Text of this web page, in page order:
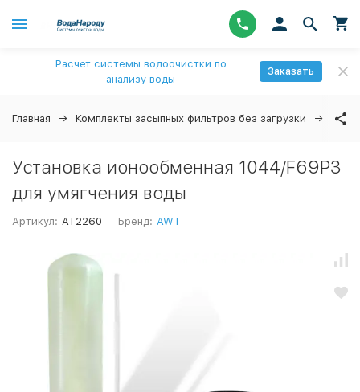
Расчет системы водоочистки по
анализу воды
Заказать
Главная Комплекты засыпных фильтров без загрузки
Установка ионообменная 1044/F69P3
для умягчения воды
Артикул: AT2260 Бренд: AWT